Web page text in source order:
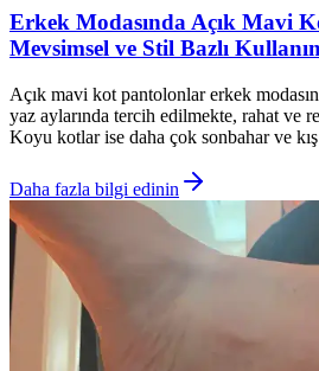
Erkek Modasında Açık Mavi
Mevsimsel ve Stil Bazlı
Açık mavi kot pantolonlar erkek
yaz aylarında tercih edilmekte, rahat ve
Koyu kotlar ise daha çok sonbahar ve
Daha fazla bilgi edinin